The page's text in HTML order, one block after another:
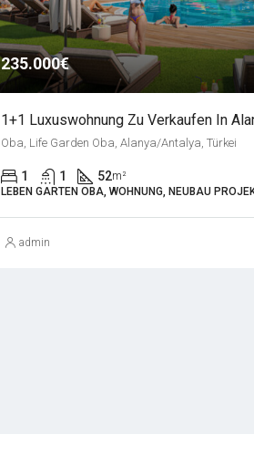
235.000€
Oba, Life Garden Oba, Alanya/Antalya, Türkei
1 1 52m²
LEBEN GARTEN OBA, WOHNUNG, NEUBAU
admin